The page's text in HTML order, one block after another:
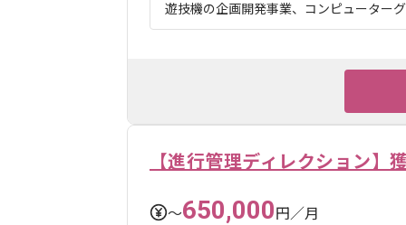
遊技機の企画開発事業、コンピューター
【進行管理ディレクション】
〜650,000円／月